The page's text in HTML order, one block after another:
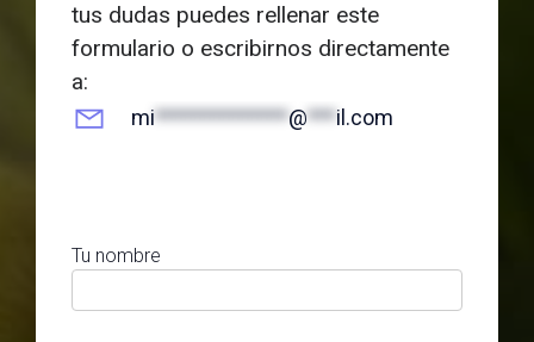
tus dudas puedes rellenar este
formulario o escribirnos directamente
a:
mi**************@***il.com
Tu nombre